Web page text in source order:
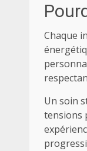
Chaque
Un soin
tensions